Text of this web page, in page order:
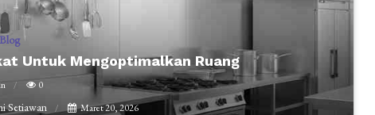
Blog
Untuk Mengoptimalkan Ruang
0
Setiawan Maret 20, 2026